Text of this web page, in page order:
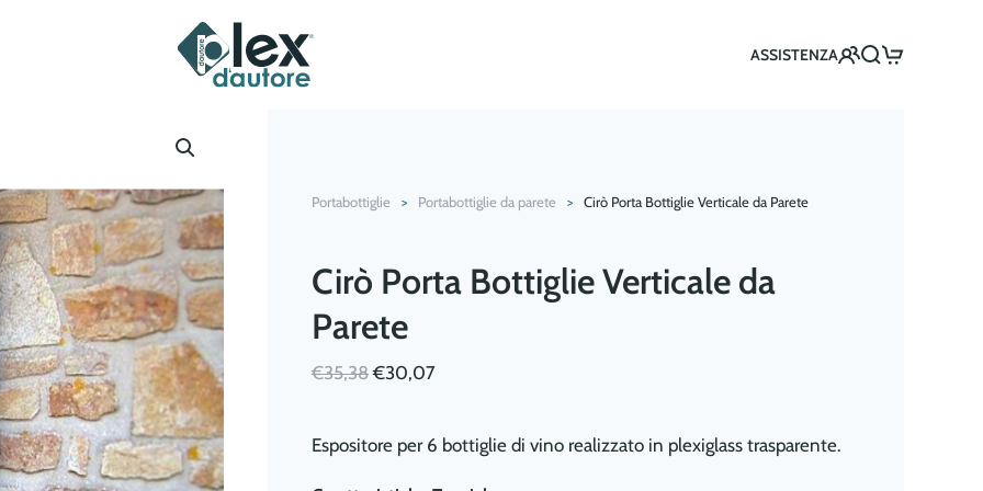
ASSISTENZA
Portabottiglie Portabottiglie da parete Cirò Porta Bottiglie Verticale da Parete
Cirò Porta Bottiglie Verticale da
Parete
€35,38Il
era:
€30,07Il
è:
Espositore per 6 bottiglie di vino realizzato in plexiglass trasparente.